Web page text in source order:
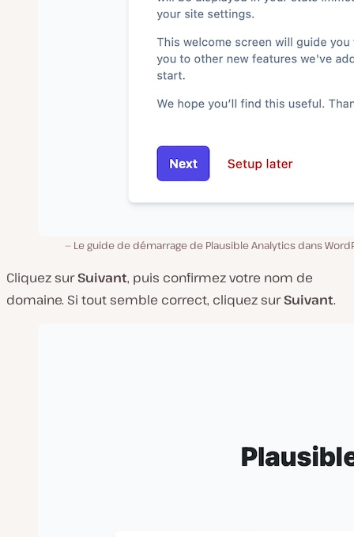
Le guide de démarrage de Plausible Analytics dans
Cliquez surSuivant, puis confirmez votre nom de
domaine. Si tout semble correct, cliquez surSuivant.